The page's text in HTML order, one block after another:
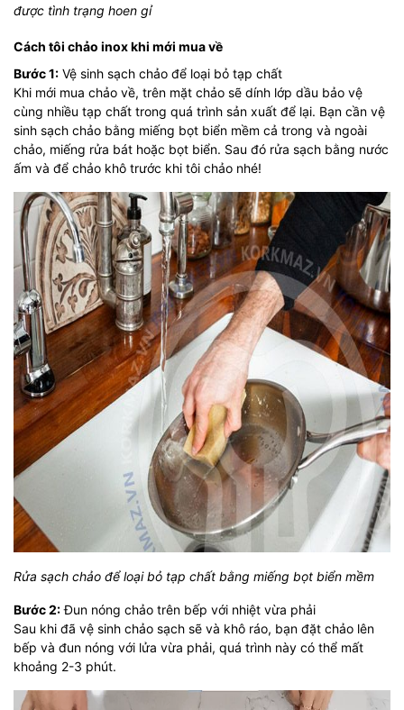
được tình trạng hoen gỉ
Cách tôi chảo inox khi mới mua về
Bước 1: Vệ sinh sạch chảo để loại bỏ tạp chất
Khi mới mua chảo về, trên mặt chảo sẽ dính lớp dầu bảo vệ
cùng nhiều tạp chất trong quá trình sản xuất để lại. Bạn cần vệ
sinh sạch chảo bằng miếng bọt biển mềm cả trong và ngoài
chảo, miếng rửa bát hoặc bọt biển. Sau đó rửa sạch bằng nước
ấm và để chảo khô trước khi tôi chảo nhé!
Rửa sạch chảo để loại bỏ tạp chất bằng miếng bọt biển mềm
Bước 2:Đun nóng chảo trên bếp với nhiệt vừa phải
Sau khi đã vệ sinh chảo sạch sẽ và khô ráo, bạn đặt chảo lên
bếp và đun nóng với lửa vừa phải, quá trình này có thể mất
khoảng 2-3 phút.